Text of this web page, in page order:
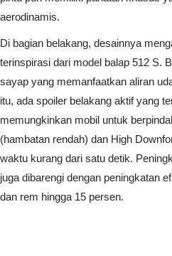
aerodinamis.
Di bagian belakang, desainnya
terinspirasi dari model balap 512 S.
sayap yang memanfaatkan aliran
itu, ada spoiler belakang aktif yang
memungkinkan mobil untuk
(hambatan rendah) dan High
waktu kurang dari satu detik.
juga dibarengi dengan peningkatan
dan rem hingga 15 persen.